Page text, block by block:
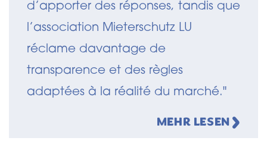
d’apporter des réponses, tandis que
l’association Mieterschutz LU
réclame davantage de
transparence et des règles
adaptées à la réalité du marché."
MEHR LESEN